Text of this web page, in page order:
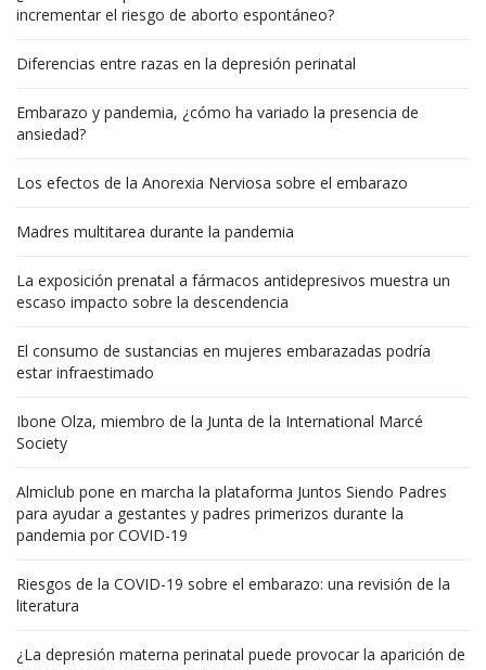
incrementar el riesgo de aborto espontáneo?
Diferencias entre razas en la depresión perinatal
Embarazo y pandemia, ¿cómo ha variado la presencia de
ansiedad?
Los efectos de la Anorexia Nerviosa sobre el embarazo
Madres multitarea durante la pandemia
La exposición prenatal a fármacos antidepresivos muestra un
escaso impacto sobre la descendencia
El consumo de sustancias en mujeres embarazadas podría
estar infraestimado
Ibone Olza, miembro de la Junta de la International Marcé
Society
Almiclub pone en marcha la plataforma Juntos Siendo Padres
para ayudar a gestantes y padres primerizos durante la
pandemia por COVID-19
Riesgos de la COVID-19 sobre el embarazo: una revisión de la
literatura
¿La depresión materna perinatal puede provocar la aparición de